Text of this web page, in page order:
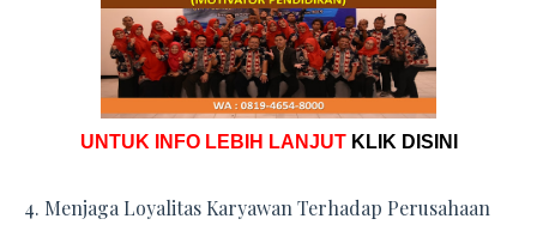
UNTUK INFO LEBIH LANJUT KLIK DISINI
4. Menjaga Loyalitas Karyawan Terhadap Perusahaan